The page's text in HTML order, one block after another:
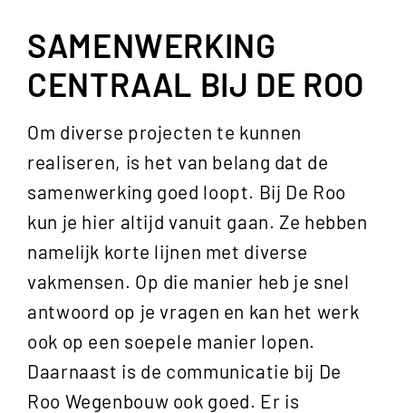
SAMENWERKING
CENTRAAL BIJ DE ROO
Om diverse projecten te kunnen
realiseren, is het van belang dat de
samenwerking goed loopt. Bij De Roo
kun je hier altijd vanuit gaan. Ze hebben
namelijk korte lijnen met diverse
vakmensen. Op die manier heb je snel
antwoord op je vragen en kan het werk
ook op een soepele manier lopen.
Daarnaast is de communicatie bij De
Roo Wegenbouw ook goed. Er is